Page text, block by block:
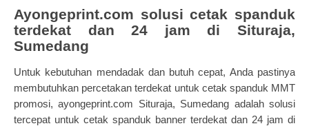
Ayongeprint.com solusi cetak spanduk
terdekat dan 24 jam di Situraja,
Sumedang
Untuk kebutuhan mendadak dan butuh cepat, Anda pastinya
membutuhkan percetakan terdekat untuk cetak spanduk MMT
promosi,ayongeprint.com Situraja, Sumedang adalah solusi
tercepat untuk cetak spanduk banner terdekat dan 24 jam di